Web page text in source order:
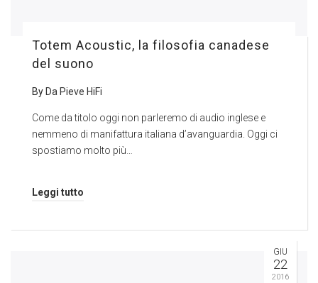
Totem Acoustic, la filosofia canadese
del suono
By Da Pieve HiFi
Come da titolo oggi non parleremo di audio inglese e
nemmeno di manifattura italiana d’avanguardia. Oggi ci
spostiamo molto più…
Leggi tutto
GIU
22
2016